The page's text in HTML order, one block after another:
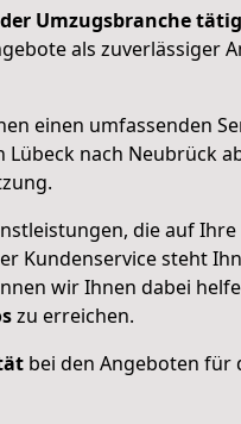
Umzugsbranche tätig
als zuverlässiger
einen umfassenden
Lübeck nach Neubrück
die auf
Kundenservice steht
wir Ihnen dabei
zu erreichen.
bei den Angeboten für